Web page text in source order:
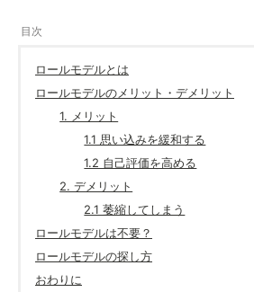
ロールモデルとは
ロールモデルのメリット・デメリット
1. メリット
1.1 思い込みを緩和する
1.2 自己評価を高める
2. デメリット
2.1 萎縮してしまう
ロールモデルは不要？
ロールモデルの探し方
おわりに